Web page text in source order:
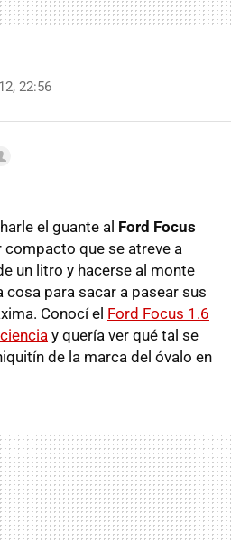
22:56
el guante al Ford Focus
compacto que se atreve a
un litro y hacerse al monte
cosa para sacar a pasear sus
Conocí el Ford Focus 1.6
y quería ver qué tal se
de la marca del óvalo en